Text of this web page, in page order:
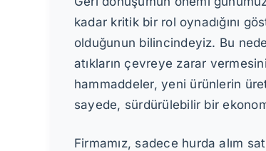
kadar kritik bir rol oynadığını
olduğunun bilincindeyiz. Bu
atıkların çevreye zarar
hammaddeler, yeni ürünlerin
sayede, sürdürülebilir bir
Firmamız, sadece hurda alım